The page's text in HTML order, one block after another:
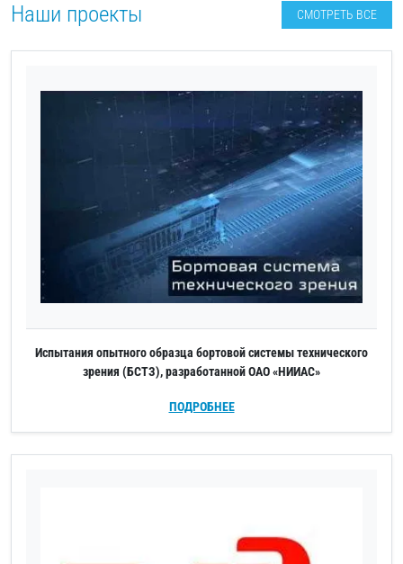
Наши проекты СМОТРЕТЬ ВСЕ
Испытания опытного образца бортовой системы технического
зрения (БСТЗ), разработанной ОАО «НИИАС»
ПОДРОБНЕЕ